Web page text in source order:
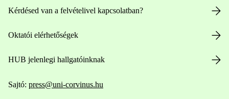
Kérdésed van a felvételivel kapcsolatban?
Oktatói elérhetőségek
HUB jelenlegi hallgatóinknak
Sajtó: press@uni-corvinus.hu